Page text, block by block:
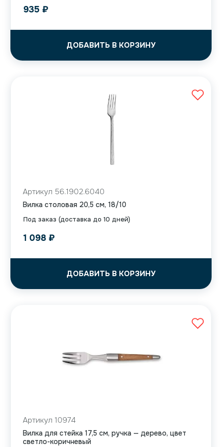
935 ₽
ДОБАВИТЬ В КОРЗИНУ
Под заказ (доставка до 10 дней)
Артикул 56.1902.6040
Вилка столовая 20,5 см, 18/10
1 098 ₽
ДОБАВИТЬ В КОРЗИНУ
Артикул 10974
Вилка для стейка 17,5 см, ручка — дерево, цвет
светло-коричневый